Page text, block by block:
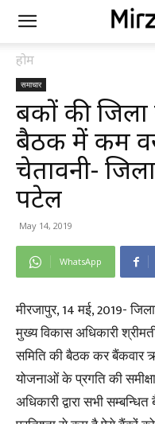
होम
समाचार
बैंकों की जिला
बैठक में कम
चेतावनी-
पटेल
May 14, 2019
WhatsApp
मीरजापुर, 14 मई, 2019-
मुख्य विकास अधिकारी
समिति की बैठक कर बैंकवार
योजनाओं के प्रगति की
अधिकारी द्वारा सभी